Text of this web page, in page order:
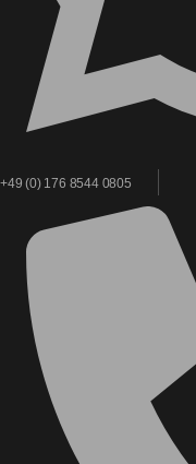
+49 (0) 176 8544 0805